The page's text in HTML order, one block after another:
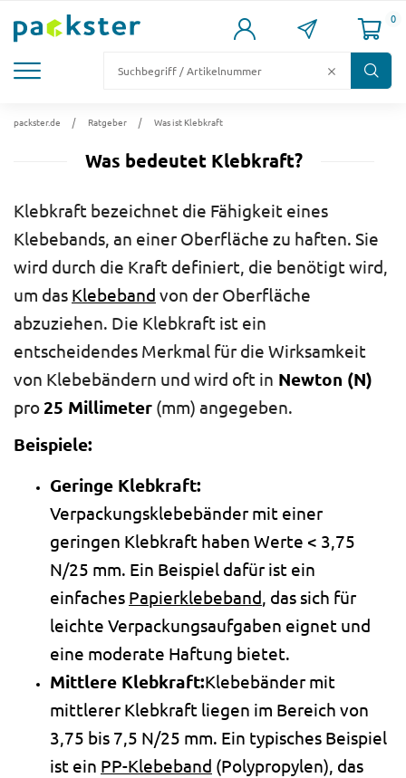
KARTONS
VERSANDKARTONS
VERSANDVERPACKUNG
FÜLL- & POLSTERMATERIAL
LAGER & PALETTIERUNG
0
packster.de Ratgeber Was ist Klebkraft
Was bedeutet Klebkraft?
Klebkraft bezeichnet die Fähigkeit eines
Klebebands, an einer Oberfläche zu haften. Sie
wird durch die Kraft definiert, die benötigt wird,
um das Klebeband von der Oberfläche
abzuziehen. Die Klebkraft ist ein
entscheidendes Merkmal für die Wirksamkeit
von Klebebändern und wird oft in Newton (N)
pro 25 Millimeter (mm) angegeben.
Beispiele:
Geringe Klebkraft:
Verpackungsklebebänder mit einer
geringen Klebkraft haben Werte < 3,75
N/25 mm. Ein Beispiel dafür ist ein
einfaches Papierklebeband, das sich für
leichte Verpackungsaufgaben eignet und
eine moderate Haftung bietet.
Mittlere Klebkraft:Klebebänder mit
mittlerer Klebkraft liegen im Bereich von
3,75 bis 7,5 N/25 mm. Ein typisches Beispiel
ist ein PP-Klebeband (Polypropylen), das